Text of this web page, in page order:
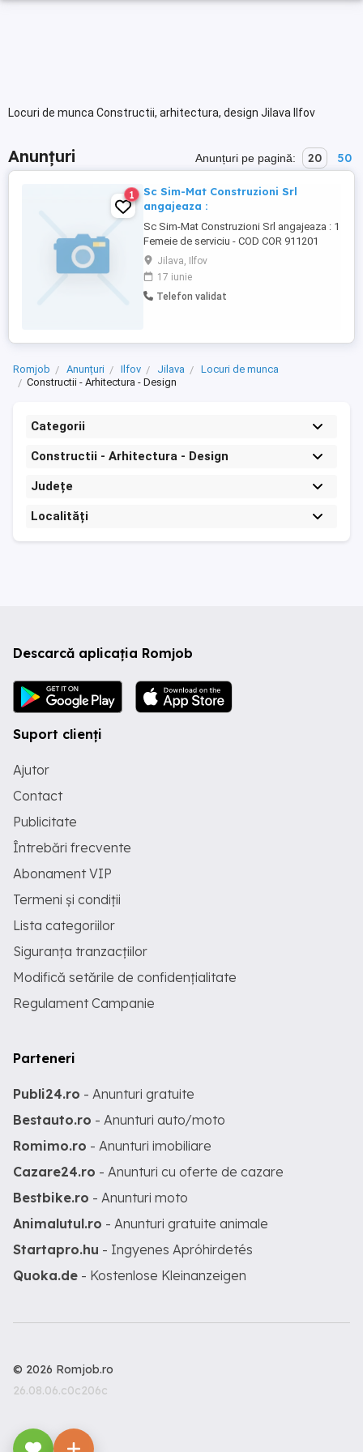
Locuri de munca Constructii, arhitectura, design Jilava Ilfov
Anunțuri Anunțuri pe pagină: 20 50
1
Sc Sim-Mat Construzioni Srl
angajeaza :
Sc Sim-Mat Construzioni Srl angajeaza : 1
Femeie de serviciu - COD COR 911201
Conditii bune de munca
Jilava, Ilfov
17 iunie
Telefon validat
Romjob Anunțuri Ilfov Jilava
Locuri de munca
Constructii - Arhitectura - Design
Categorii
Constructii - Arhitectura - Design
Județe
Localități
Descarcă aplicația Romjob
Suport clienți
Ajutor
Contact
Publicitate
Întrebări frecvente
Abonament VIP
Termeni și condiții
Lista categoriilor
Siguranța tranzacțiilor
Modifică setările de confidențialitate
Regulament Campanie
Parteneri
Publi24.ro - Anunturi gratuite
Bestauto.ro - Anunturi auto/moto
Romimo.ro - Anunturi imobiliare
Cazare24.ro - Anunturi cu oferte de cazare
Bestbike.ro - Anunturi moto
Animalutul.ro - Anunturi gratuite animale
Startapro.hu - Ingyenes Apróhirdetés
Quoka.de - Kostenlose Kleinanzeigen
© 2026 Romjob.ro
26.08.06.c0c206c